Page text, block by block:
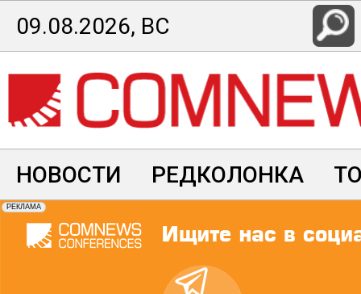
Перейти
к
основному
содержанию
09.08.2026, ВС
НОВОСТИ РЕДКОЛОНКА